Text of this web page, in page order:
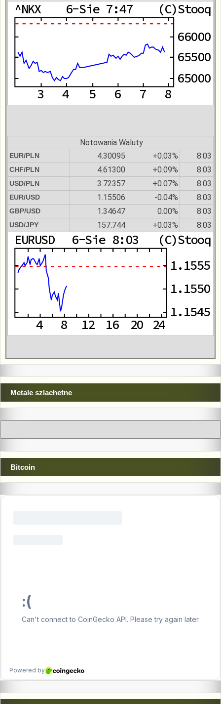
Notowania Waluty
EUR/PLN 4.30095 +0.03% 8:03
CHF/PLN 4.61300 +0.09% 8:03
USD/PLN 3.72357 +0.07% 8:03
EUR/USD 1.15506 -0.04% 8:03
GBP/USD 1.34647 0.00% 8:03
USD/JPY 157.744 +0.03% 8:03
Metale szlachetne
Bitcoin